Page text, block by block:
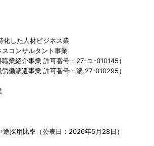
化した人材ビジネス業
コンサルタント事業
業紹介事業 許可番号：27-ユ-010145）
働派遣事業 許可番号：派 27-010295）
採用比率（公表日：2026年5月28日）